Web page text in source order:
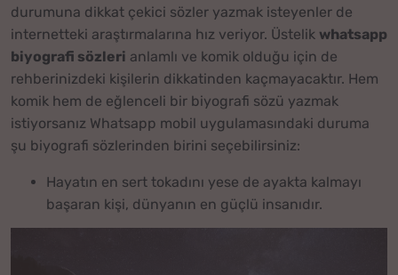
durumuna dikkat çekici sözler yazmak isteyenler de
internetteki araştırmalarına hız veriyor. Üstelik whatsapp
biyografi sözleri anlamlı ve komik olduğu için de
rehberinizdeki kişilerin dikkatinden kaçmayacaktır. Hem
komik hem de eğlenceli bir biyografi sözü yazmak
istiyorsanız Whatsapp mobil uygulamasındaki duruma
şu biyografi sözlerinden birini seçebilirsiniz:
Hayatın en sert tokadını yese de ayakta kalmayı
başaran kişi, dünyanın en güçlü insanıdır.